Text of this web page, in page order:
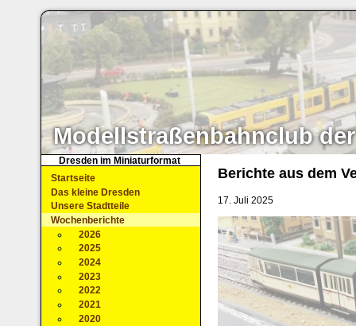
Modellstraßenbahnclub der
Berichte aus dem
17. Juli 2025
Dresden im Miniaturformat
Startseite
Das kleine Dresden
Unsere Stadtteile
Wochenberichte
2026
2025
2024
2023
2022
2021
2020